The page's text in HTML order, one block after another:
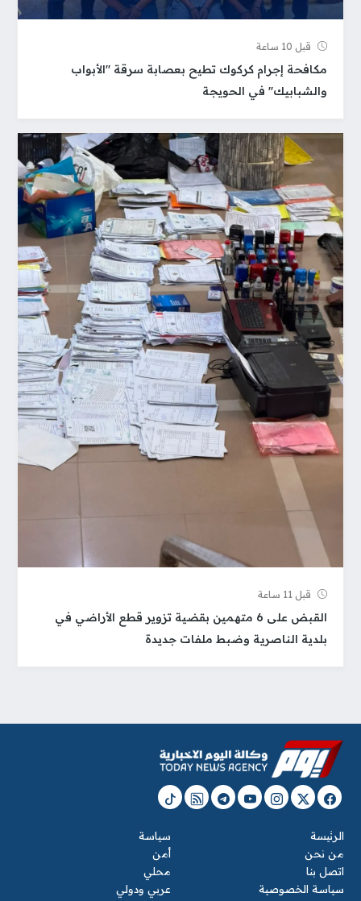
قبل 10 ساعة
مكافحة إجرام كركوك تطيح بعصابة سرقة "الأبواب
والشبابيك" في الحويجة
قبل 11 ساعة
القبض على 6 متهمين بقضية تزوير قطع الأراضي في
بلدية الناصرية وضبط ملفات جديدة
الرئيسة
من نحن
اتصل بنا
سياسة الخصوصية
سياسة
أمن
محلي
عربي ودولي